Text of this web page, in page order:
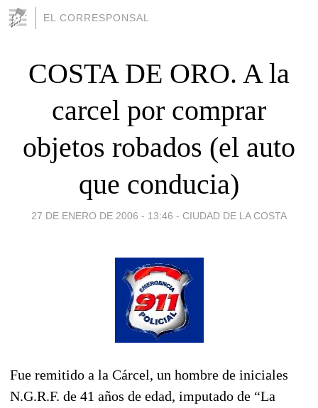
EL CORRESPONSAL
COSTA DE ORO. A la
carcel por comprar
objetos robados (el auto
que conducia)
27 DE ENERO DE 2006 - 13:46 - CIUDAD DE LA COSTA
Fue remitido a la Cárcel, un hombre de iniciales
N.G.R.F. de 41 años de edad, imputado de “La